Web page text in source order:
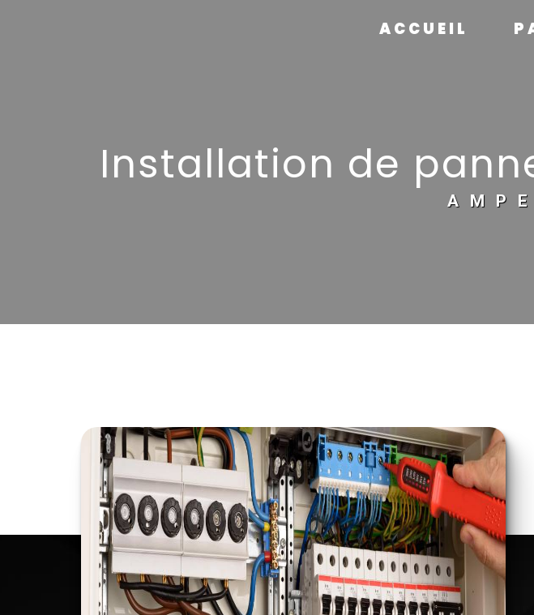
ACCUEIL
Installation de